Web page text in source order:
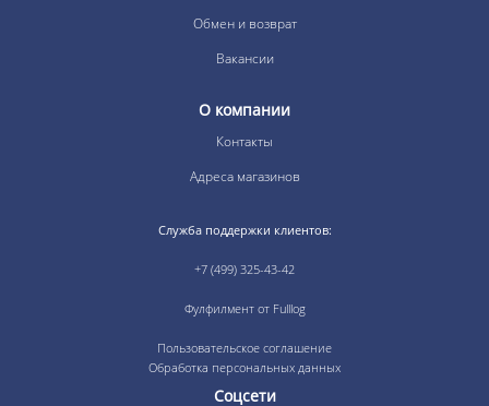
Обмен и возврат
Вакансии
О компании
Контакты
Адреса магазинов
Служба поддержки клиентов:
+7 (499) 325-43-42
Фулфилмент от Fulllog
Пользовательское соглашение
Обработка персональных данных
Соцсети